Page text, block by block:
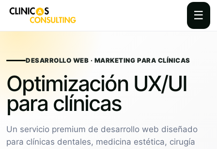
☰
contentDESARROLLO WEB · MARKETING PARA CLÍNICAS
Optimización UX/UI
para clínicas
Un servicio premium de desarrollo web diseñado
para clínicas dentales, medicina estética, cirugía